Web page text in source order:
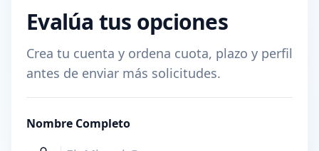
Evalúa tus opciones
Crea tu cuenta y ordena cuota, plazo y perfil
antes de enviar más solicitudes.
Nombre Completo